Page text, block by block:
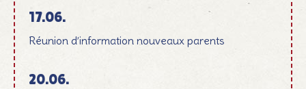
17.06.
Réunion d’information nouveaux parents
20.06.